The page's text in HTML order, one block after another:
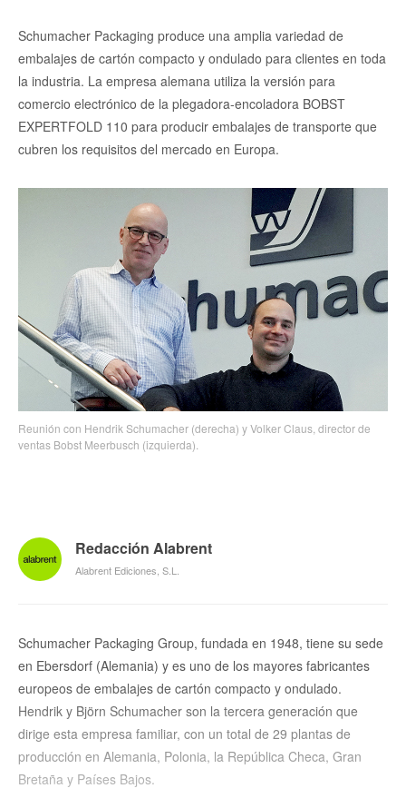
Schumacher Packaging produce una amplia variedad de
embalajes de cartón compacto y ondulado para clientes en toda
la industria. La empresa alemana utiliza la versión para
comercio electrónico de la plegadora-encoladora BOBST
EXPERTFOLD 110 para producir embalajes de transporte que
cubren los requisitos del mercado en Europa.
Reunión con Hendrik Schumacher (derecha) y Volker Claus, director de
ventas Bobst Meerbusch (izquierda).
Redacción Alabrent
Alabrent Ediciones, S.L.
Schumacher Packaging Group, fundada en 1948, tiene su sede
en Ebersdorf (Alemania) y es uno de los mayores fabricantes
europeos de embalajes de cartón compacto y ondulado.
Hendrik y Björn Schumacher son la tercera generación que
dirige esta empresa familiar, con un total de 29 plantas de
producción en Alemania, Polonia, la República Checa, Gran
Bretaña y Países Bajos.